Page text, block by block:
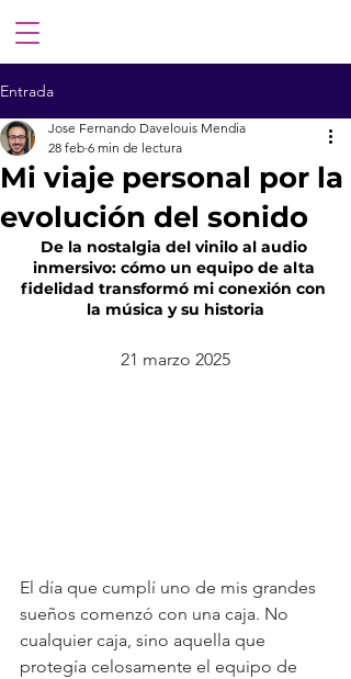
Entrada
Mi viaje personal por la
evolución del sonido
Jose Fernando Davelouis Mendia
28 feb 6 min de lectura
De la nostalgia del vinilo al audio
inmersivo: cómo un equipo de alta
fidelidad transformó mi conexión con
la música y su historia
21 marzo 2025
El día que cumplí uno de mis grandes
sueños comenzó con una caja. No
cualquier caja, sino aquella que
protegía celosamente el equipo de